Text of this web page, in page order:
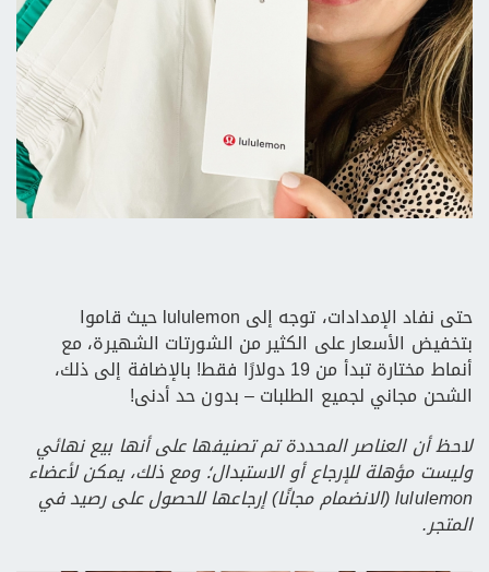
حتى نفاد الإمدادات، توجه إلى lululemon حيث قاموا
بتخفيض الأسعار على الكثير من الشورتات الشهيرة، مع
أنماط مختارة تبدأ من 19 دولارًا فقط! بالإضافة إلى ذلك،
الشحن مجاني لجميع الطلبات – بدون حد أدنى!
لاحظ أن العناصر المحددة تم تصنيفها على أنها بيع نهائي
وليست مؤهلة للإرجاع أو الاستبدال؛ ومع ذلك، يمكن لأعضاء
lululemon (الانضمام مجانًا) إرجاعها للحصول على رصيد في
المتجر.